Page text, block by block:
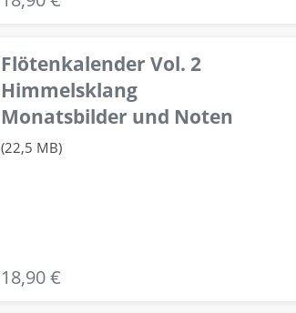
Flötenkalender Vol. 2
Himmelsklang
Monatsbilder und Noten
(22,5 MB)
18,90 €